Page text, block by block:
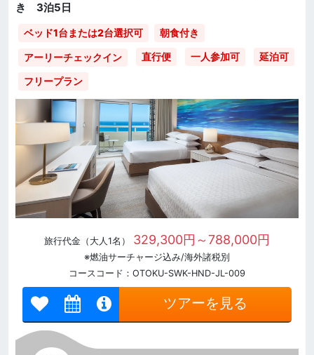
き 3泊5日
ベッド1台または2台選択可 朝食付き
アーリーチェックイン 直行便 一人参加可 延泊可
フリープラン
旅行代金（大人1名） 329,300円～788,000円
※燃油サーチャージ込み/海外諸税別
コースコード：OTOKU-SWK-HND-JL-009
ツアーを見る